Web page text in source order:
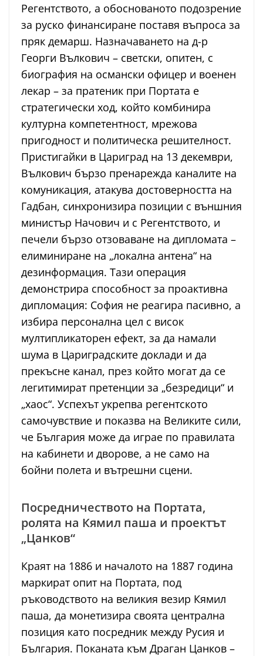
Регентството, а обоснованото подозрение
за руско финансиране поставя въпроса за
пряк демарш. Назначаването на д-р
Георги Вълкович – светски, опитен, с
биография на османски офицер и военен
лекар – за пратеник при Портата е
стратегически ход, който комбинира
културна компетентност, мрежова
пригодност и политическа решителност.
Пристигайки в Цариград на 13 декември,
Вълкович бързо пренарежда каналите на
комуникация, атакува достоверността на
Гадбан, синхронизира позиции с външния
министър Начович и с Регентството, и
печели бързо отзоваване на дипломата –
елиминиране на „локална антена“ на
дезинформация. Тази операция
демонстрира способност за проактивна
дипломация: София не реагира пасивно, а
избира персонална цел с висок
мултипликаторен ефект, за да намали
шума в Цариградските доклади и да
прекъсне канал, през който могат да се
легитимират претенции за „безредици“ и
„хаос“. Успехът укрепва регентското
самочувствие и показва на Великите сили,
че България може да играе по правилата
на кабинети и дворове, а не само на
бойни полета и вътрешни сцени.
Посредничеството на Портата,
ролята на Кямил паша и проектът
„Цанков“
Краят на 1886 и началото на 1887 година
маркират опит на Портата, под
ръководството на великия везир Кямил
паша, да монетизира своята централна
позиция като посредник между Русия и
България. Поканата към Драган Цанков –